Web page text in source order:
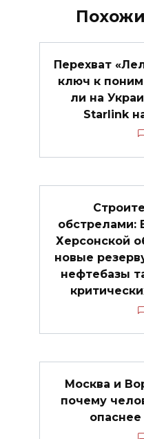
Перехват
ключ к
ли на
Starlink
обстрелами:
Херсонской
новые
нефтебазы
Москва и
почему